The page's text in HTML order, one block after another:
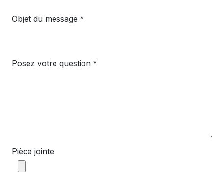
Objet du message *
Posez votre question *
Pièce jointe